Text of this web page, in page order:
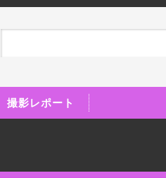
撮影レポート